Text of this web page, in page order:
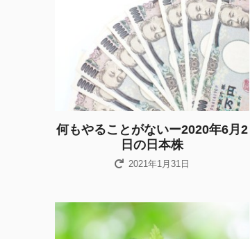
何もやることがないー2020年6月2
日の日本株
2021年1月31日